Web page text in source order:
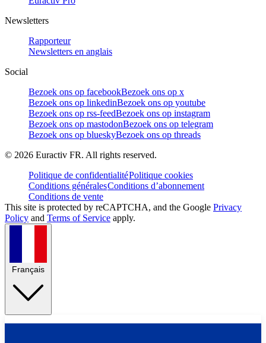
Newsletters
Rapporteur
Newsletters en anglais
Social
Bezoek ons op facebookBezoek ons op x
Bezoek ons op linkedinBezoek ons op youtube
Bezoek ons op rss-feedBezoek ons op instagram
Bezoek ons op mastodonBezoek ons op telegram
Bezoek ons op blueskyBezoek ons op threads
© 2026 Euractiv FR. All rights reserved.
Politique de confidentialitéPolitique cookies
Conditions généralesConditions d’abonnement
Conditions de vente
This site is protected by reCAPTCHA, and the Google Privacy
Policy and Terms of Service apply.
Français